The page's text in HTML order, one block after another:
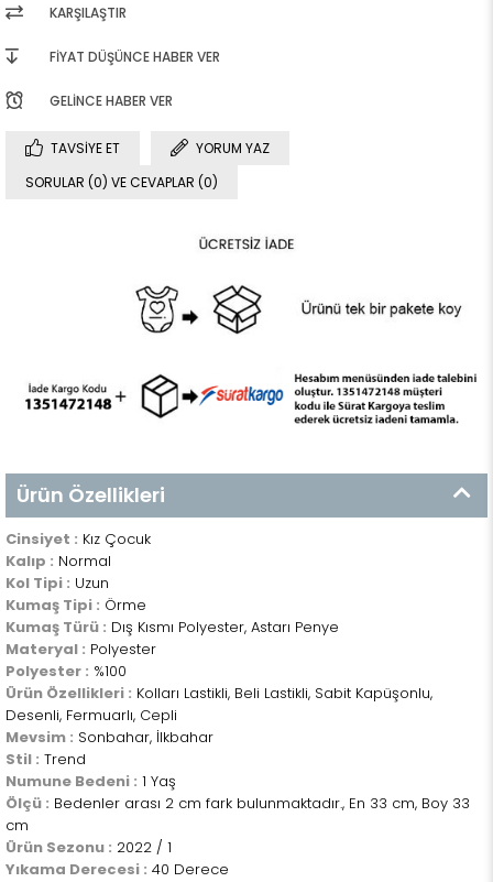
KARŞILAŞTIR
FIYAT DÜŞÜNCE HABER VER
GELINCE HABER VER
TAVSIYE ET
YORUM YAZ
SORULAR (0) VE CEVAPLAR (0)
Ürün Özellikleri
Cinsiyet : Kız Çocuk
Kalıp : Normal
Kol Tipi : Uzun
Kumaş Tipi : Örme
Kumaş Türü : Dış Kısmı Polyester, Astarı Penye
Materyal : Polyester
Polyester : %100
Ürün Özellikleri : Kolları Lastikli, Beli Lastikli, Sabit Kapüşonlu,
Desenli, Fermuarlı, Cepli
Mevsim : Sonbahar, İlkbahar
Stil : Trend
Numune Bedeni : 1 Yaş
Ölçü : Bedenler arası 2 cm fark bulunmaktadır., En 33 cm, Boy 33
cm
Ürün Sezonu : 2022 / 1
Yıkama Derecesi : 40 Derece